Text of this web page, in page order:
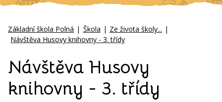
Základní škola Polná | Škola | Ze života školy... |
Návštěva Husovy knihovny - 3. třídy
Návštěva Husovy
knihovny - 3. třídy